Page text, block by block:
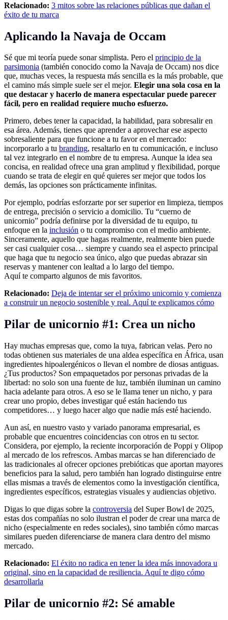
Relacionado: 3 mitos sobre las relaciones públicas que dañan el
éxito de tu marca
Aplicando la Navaja de Occam
Sé que mi teoría puede sonar simplista. Pero el principio de la
parsimonia (también conocido como la Navaja de Occam) nos dice
que, muchas veces, la respuesta más sencilla es la más probable, que
el camino más simple suele ser el mejor. Elegir una sola cosa en la
que destacar y hacerlo de manera espectacular puede parecer
fácil, pero en realidad requiere mucho esfuerzo.
Primero, debes tener la capacidad, la habilidad, para sobresalir en
esa área. Además, tienes que aprender a aprovechar ese aspecto
sobresaliente para que funcione a tu favor en el mercado:
incorporarlo a tu branding, resaltarlo en tu comunicación, e incluso
tal vez integrarlo en el nombre de tu empresa. Aunque la idea sea
concisa, en realidad ofrece una gran amplitud y flexibilidad, porque
cuando se trata de elegir en qué quieres ser mejor que todos los
demás, las opciones son prácticamente infinitas.
Por ejemplo, podrías esforzarte por ser superior en limpieza, tiempos
de entrega, precisión o servicio a domicilio. Tu “cuerno de
unicornio” podría definirse por la diversidad de tu equipo, tu
enfoque en la inclusión o tu compromiso con el medio ambiente.
Sinceramente, aquello que hagas realmente, realmente bien puede
ser casi cualquier cosa… siempre y cuando sea el aspecto principal
que haga que tu negocio sea único, algo que puedas abrazar sin
reservas y mantener con lealtad a lo largo del tiempo.
Aquí te comparto algunos de mis favoritos.
Relacionado: Deja de intentar ser el próximo unicornio y comienza
a construir un negocio sostenible y real. Aquí te explicamos cómo
Pilar de unicornio #1: Crea un nicho
Hay muchas empresas que, como la tuya, fabrican velas. Pero no
todas obtienen sus materiales de una aldea específica en África, usan
ingredientes hipoalergénicos o llevan el nombre de diosas antiguas.
¿Tus productos? Son empaquetados por personas privadas de la
libertad: no solo son una fuente de luz, también iluminan un camino
hacia adelante para otros. A eso se le llama tener un nicho, y para
crear uno propio, debes investigar qué están haciendo tus
competidores… y luego hacer algo que nadie más esté haciendo.
Aun así, en nuestro vasto y variado panorama empresarial, es
probable que encuentres coincidencias con otros en tu sector.
Considera, por ejemplo, la reciente incorporación de Poppi y Olipop
al mercado de los refrescos. Ambas marcas se han diferenciado de
las tradicionales al ofrecer opciones prebióticas que aportan mayores
beneficios para la salud, pero también han logrado distinguirse entre
ellas mismas a través de elementos como la investigación científica,
ingredientes específicos, estrategias visuales y audiencias objetivo.
Digas lo que digas sobre la controversia del Super Bowl de 2025,
estas dos compañías no solo ilustran el poder de crear una marca de
nicho (especialmente en redes sociales), sino también cómo marcas
similares pueden diferenciarse de manera clara dentro del mismo
mercado.
Relacionado: El éxito no radica en tener la idea más innovadora u
original, sino en la capacidad de resiliencia. Aquí te digo cómo
desarrollarla
Pilar de unicornio #2: Sé amable